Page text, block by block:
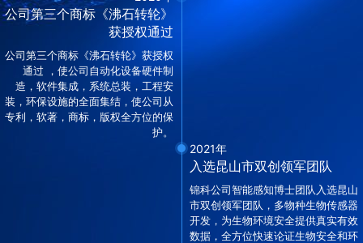
公司第三个商标《沸石转轮》
获授权通过
公司第三个商标《沸石转轮》获授权
通过 ，使公司自动化设备硬件制
造，软件集成，系统总装，工程安
装，环保设施的全面集结，使公司从
专利，软著，商标，版权全方位的保
护。
2021年
入选昆山市双创领军团队
锦科公司智能感知博士团队入选昆山
市双创领军团队，多物种生物传感器
开发，为生物环境安全提供真实有效
数据，全方位快速论证生物安全和环